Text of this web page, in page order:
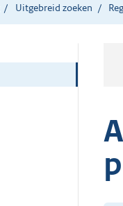
Uitgebreid zoeken